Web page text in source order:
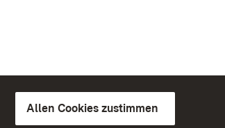
Allen Cookies zustimmen